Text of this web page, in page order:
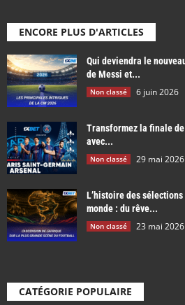
ENCORE PLUS D'ARTICLES
Qui deviendra le
de Messi et...
Non classé 6 juin 2026
Transformez la finale
avec...
Non classé 29 mai 2026
L’histoire des
monde : du rêve...
Non classé 23 mai 2026
CATÉGORIE POPULAIRE